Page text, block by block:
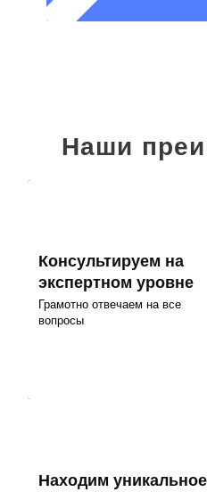
Наши
Консультируем на
экспертном уровне
Грамотно отвечаем на все
вопросы
Находим уникальное